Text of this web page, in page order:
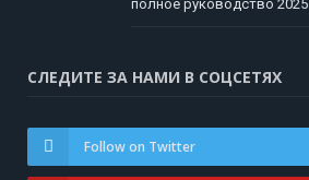
полное руководство 2025
СЛЕДИТЕ ЗА НАМИ В СОЦСЕТЯХ
Follow on Twitter